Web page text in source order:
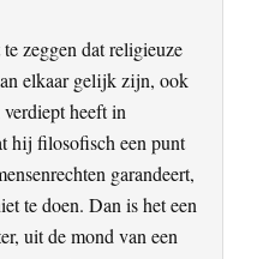
zeggen dat religieuze
elkaar gelijk zijn, ook
heeft in
hij filosofisch een punt
garandeert,
te doen. Dan is het een
uit de mond van een